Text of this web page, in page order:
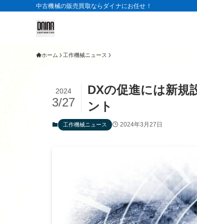
中古機械の販売買取ならダイナにお任せ！
ホーム 工作機械ニュース
DXの促進には新規
ント
2024
3/27
工作機械ニュース 2024年3月27日